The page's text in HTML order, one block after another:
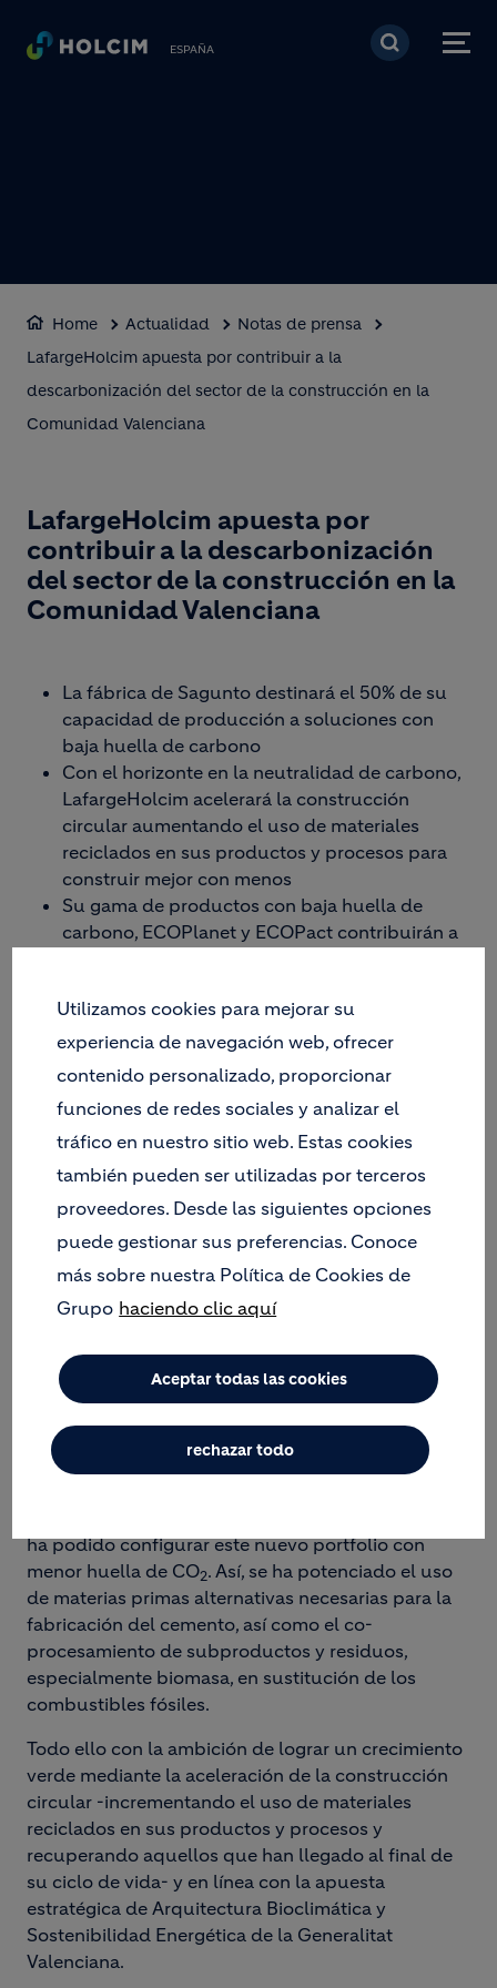
Pasar al contenido
ESPAÑA
Home Actualidad
Notas de prensa
LafargeHolcim apuesta por contribuir a la
descarbonización del sector de la construcción en la
Comunidad Valenciana
LafargeHolcim apuesta por
contribuir a la descarbonización
del sector de la construcción en la
Comunidad Valenciana
La fábrica de Sagunto destinará el 50% de su
capacidad de producción a soluciones con
baja huella de carbono
Con el horizonte en la neutralidad de carbono,
LafargeHolcim acelerará la construcción
circular aumentando el uso de materiales
reciclados en sus productos y procesos para
construir mejor con menos
Su gama de productos con baja huella de
carbono, ECOPlanet y ECOPact contribuirán a
La fábrica de LafargeHolcim en Sagunto apuesta
por desarrollar productos y soluciones bajas en
carbono destinadas al sector de la construcción en
la Comunidad Valenciana, gracias a la hoja de ruta
de descarbonización de su planta de Sagunto. Una
hoja de ruta que pone el foco en dos aspectos
clave como son minimizar las emisiones de CO
asociadas a la fabricación de productos y el
desarrollo de soluciones constructivas con menor
huella de CO2.
Concretamente, la fábrica de Sagunto ha dado un
productos, destinando el 50% de su capacidad de
producción a desarrollar una gama de soluciones
con baja huella de carbono, ECOPlanet.
Para lograr este avance, la planta de Sagunto ha
ha podido configurar este nuevo portfolio con
menor huella de CO2. Así, se ha potenciado el uso
de materias primas alternativas necesarias para la
fabricación del cemento, así como el co-
procesamiento de subproductos y residuos,
especialmente biomasa, en sustitución de los
combustibles fósiles.
Todo ello con la ambición de lograr un crecimiento
verde mediante la aceleración de la construcción
circular -incrementando el uso de materiales
reciclados en sus productos y procesos y
recuperando aquellos que han llegado al final de
su ciclo de vida- y en línea con la apuesta
estratégica de Arquitectura Bioclimática y
Sostenibilidad Energética de la Generalitat
Valenciana.
Utilizamos cookies para mejorar su
experiencia de navegación web, ofrecer
contenido personalizado, proporcionar
funciones de redes sociales y analizar el
tráfico en nuestro sitio web. Estas cookies
también pueden ser utilizadas por terceros
proveedores. Desde las siguientes opciones
puede gestionar sus preferencias. Conoce
más sobre nuestra Política de Cookies de
Grupo haciendo clic aquí
Aceptar todas las cookies
rechazar todo